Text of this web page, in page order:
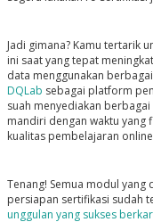
Jadi gimana? Kamu tertarik
ini saat yang tepat
data menggunakan
DQLab sebagai platform
suah menyediakan
mandiri dengan waktu yang
kualitas pembelajaran
Tenang! Semua modul
persiapan sertifikasi sudah
unggulan yang sukses